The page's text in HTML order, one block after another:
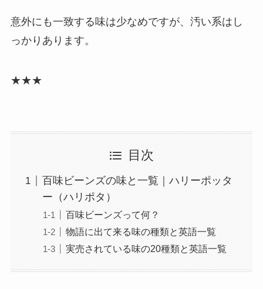
意外にも一致する味は少なめですが、汚い系はし
っかりあります。
★★★
目次
百味ビーンズの味と一覧｜ハリーポッタ
ー（ハリポタ）
百味ビーンズって何？
物語に出て来る味の種類と英語一覧
実売されている味の20種類と英語一覧